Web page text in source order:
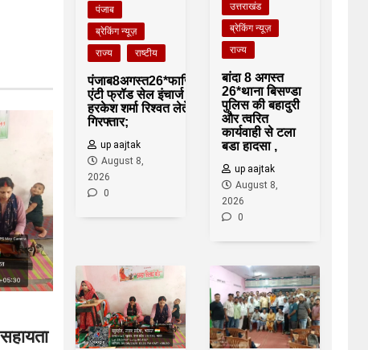
पंजाब
ब्रेकिंग न्यूज़
राज्य
राष्टीय
पंजाब8अगस्त26*फाजिल्का
एंटी फ्रॉड सेल इंचार्ज
हरकेश शर्मा रिश्वत लेते
गिरफ्तार;
up aajtak
August 8,
2026
0
उत्तराखंड
ब्रेकिंग न्यूज़
राज्य
बांदा 8 अगस्त
26*थाना बिसण्डा
पुलिस की बहादुरी
और त्वरित
कार्यवाही से टला
बडा हादसा ,
up aajtak
August 8,
2026
0